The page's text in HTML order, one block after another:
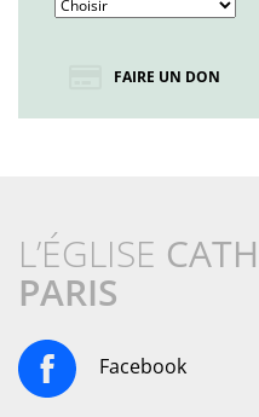
FAIRE UN DON
L’ÉGLISE
PARIS
Facebook